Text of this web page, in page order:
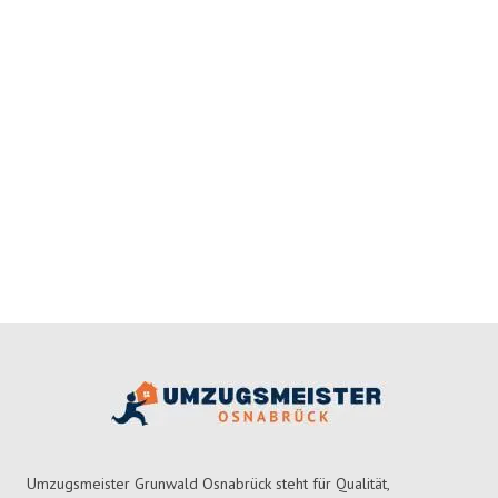
Umzugsmeister Grunwald Osnabrück steht für Qualität,